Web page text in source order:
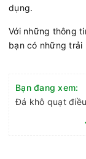
dụng.
Với những thông
bạn có những trải
Bạn đang xem:
Đá khô quạt